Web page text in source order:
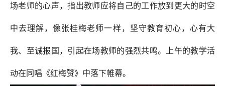
场老师的心声，指出教师应将自己的工作放到更大的时空
中去理解，像张桂梅老师一样，坚守教育初心，心有大
我、至诚报国，引起在场教师的强烈共鸣。上午的教学活
动在同唱《红梅赞》中落下帷幕。